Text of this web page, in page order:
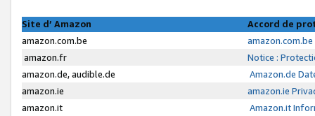
Site d’ Amazon
Accord de
amazon.com.be
amazon.fr
Notice :
amazon.de, audible.de
Amazon.de
amazon.ie
amazon.ie
amazon.it
Amazon.it